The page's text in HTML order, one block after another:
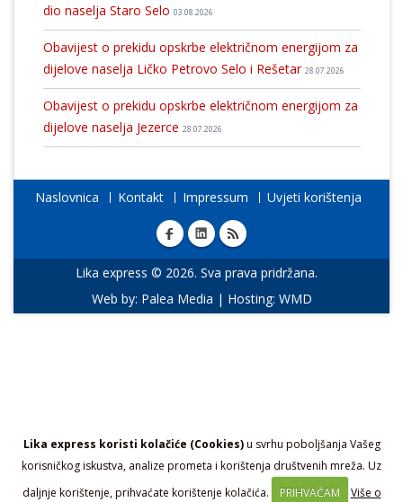
Lika express koristi kolačiće (Cookies)u svrhu poboljšanja Vašeg
korisničkog iskustva, analize prometa i korištenja društvenih mreža. Uz
daljnje korištenje, prihvaćate korištenje kolačića.
PRIHVAĆAM Više o
dio naselja Staro Selo 03.08.2026
Obavijest o prekidu opskrbe električnom energijom za
dijelove naselja Ličko Petrovo Selo i Rešetar 28.07.2026
Obavijest o prekidu opskrbe električnom energijom za
dijelove naselja Jezerce 28.07.2026
Naslovnica Kontakt Impressum Uvjeti korištenja
Lika express © 2026. Sva prava pridržana.
Web by: Palea Media | Hosting: WMD